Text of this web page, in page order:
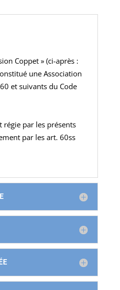
Coppet » (ci-après :
une Association
et suivants du Code
régie par les présents
par les art. 60ss